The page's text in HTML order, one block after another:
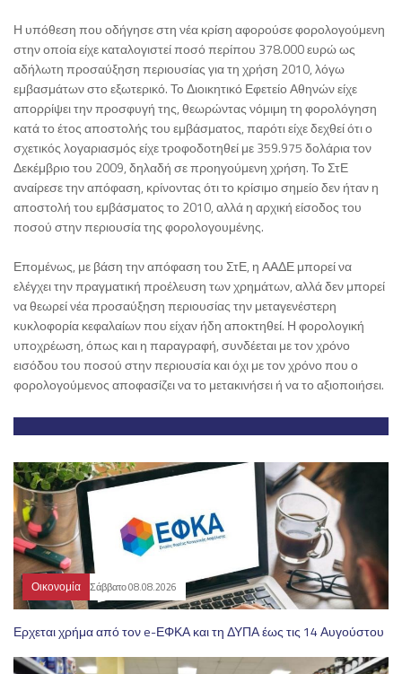
Η υπόθεση που οδήγησε στη νέα κρίση αφορούσε φορολογούμενη
στην οποία είχε καταλογιστεί ποσό περίπου 378.000 ευρώ ως
αδήλωτη προσαύξηση περιουσίας για τη χρήση 2010, λόγω
εμβασμάτων στο εξωτερικό. Το Διοικητικό Εφετείο Αθηνών είχε
απορρίψει την προσφυγή της, θεωρώντας νόμιμη τη φορολόγηση
κατά το έτος αποστολής του εμβάσματος, παρότι είχε δεχθεί ότι ο
σχετικός λογαριασμός είχε τροφοδοτηθεί με 359.975 δολάρια τον
Δεκέμβριο του 2009, δηλαδή σε προηγούμενη χρήση. Το ΣτΕ
αναίρεσε την απόφαση, κρίνοντας ότι το κρίσιμο σημείο δεν ήταν η
αποστολή του εμβάσματος το 2010, αλλά η αρχική είσοδος του
ποσού στην περιουσία της φορολογουμένης.
Επομένως, με βάση την απόφαση του ΣτΕ, η ΑΑΔΕ μπορεί να
ελέγχει την πραγματική προέλευση των χρημάτων, αλλά δεν μπορεί
να θεωρεί νέα προσαύξηση περιουσίας την μεταγενέστερη
κυκλοφορία κεφαλαίων που είχαν ήδη αποκτηθεί. Η φορολογική
υποχρέωση, όπως και η παραγραφή, συνδέεται με τον χρόνο
εισόδου του ποσού στην περιουσία και όχι με τον χρόνο που ο
φορολογούμενος αποφασίζει να το μετακινήσει ή να το αξιοποιήσει.
Οικονομία Σάββατο 08.08.2026
Ερχεται χρήμα από τον e-ΕΦΚΑ και τη ΔΥΠΑ έως τις 14 Αυγούστου